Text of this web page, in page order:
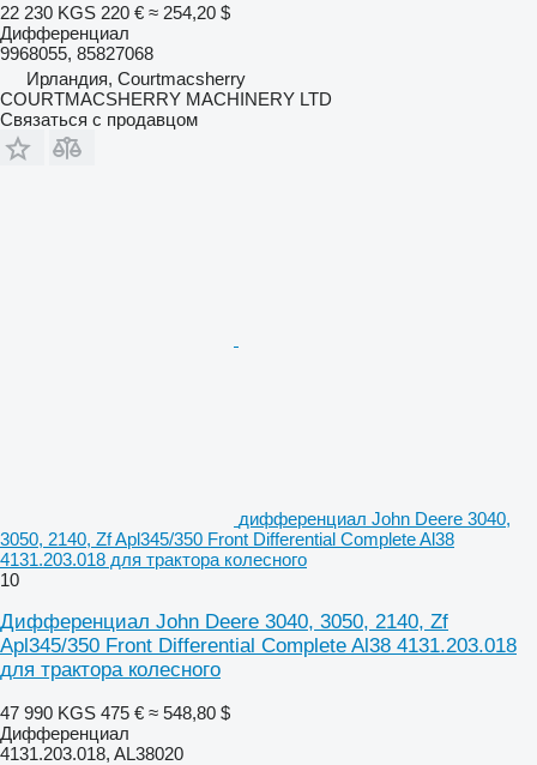
22 230 KGS 220 € ≈ 254,20 $
Дифференциал
9968055, 85827068
Ирландия, Courtmacsherry
COURTMACSHERRY MACHINERY LTD
Связаться с продавцом
дифференциал John Deere 3040,
3050, 2140, Zf Apl345/350 Front Differential Complete Al38
4131.203.018 для трактора колесного
10
Дифференциал John Deere 3040, 3050, 2140, Zf
Apl345/350 Front Differential Complete Al38 4131.203.018
для трактора колесного
47 990 KGS 475 € ≈ 548,80 $
Дифференциал
4131.203.018, AL38020